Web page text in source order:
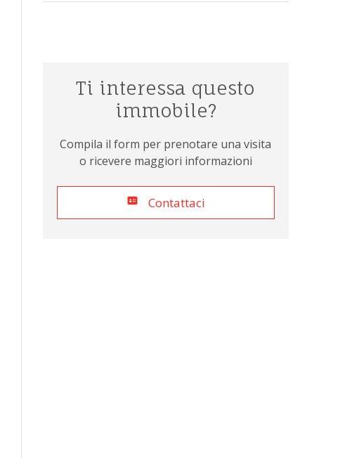
Ti interessa questo
immobile?
Compila il form per prenotare una visita
o ricevere maggiori informazioni
Contattaci